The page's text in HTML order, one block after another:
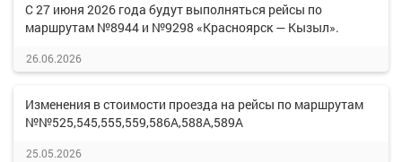
С 27 июня 2026 года будут выполняться рейсы по
маршрутам №8944 и №9298 «Красноярск — Кызыл».
26.06.2026
Изменения в стоимости проезда на рейсы по маршрутам
№№525,545,555,559,586А,588А,589А
25.05.2026